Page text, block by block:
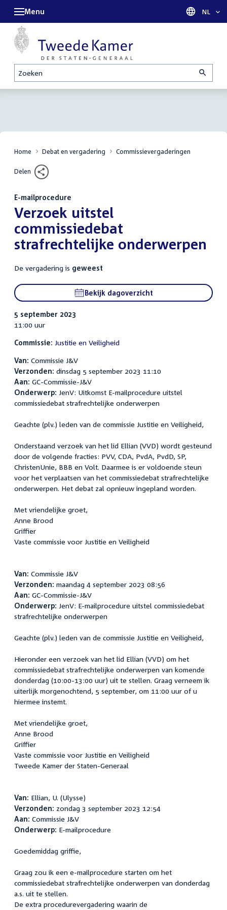
Zoeken
Menu Taal
NL
Home Debat en vergadering Commissievergaderingen
Delen
E-mailprocedure
:Verzoek uitstel
commissiedebat
strafrechtelijke onderwerpen
De vergadering is geweest
Bekijk dagoverzicht
5 september 2023
11:00 uur
Commissie: Justitie en Veiligheid
Van: Commissie J&V
Verzonden: dinsdag 5 september 2023 11:10
Aan: GC-Commissie-J&V
Onderwerp: JenV: Uitkomst E-mailprocedure uitstel
commissiedebat strafrechtelijke onderwerpen
Geachte (plv.) leden van de commissie Justitie en Veiligheid,
Onderstaand verzoek van het lid Ellian (VVD) wordt gesteund
door de volgende fracties: PVV, CDA, PvdA, PvdD, SP,
ChristenUnie, BBB en Volt. Daarmee is er voldoende steun
voor het verplaatsen van het commissiedebat strafrechtelijke
onderwerpen. Het debat zal opnieuw ingepland worden.
Met vriendelijke groet,
Anne Brood
Vaste commissie voor Justitie en Veiligheid
Van: Commissie J&V
Verzonden: maandag 4 september 2023 08:56
Aan: GC-Commissie-J&V
Onderwerp: JenV: E-mailprocedure uitstel commissiedebat
strafrechtelijke onderwerpen
Geachte (plv.) leden van de commissie Justitie en Veiligheid,
Hieronder een verzoek van het lid Ellian (VVD) om het
commissiedebat strafrechtelijke onderwerpen van komende
donderdag (10:00-13:00 uur) uit te stellen. Graag verneem ik
uiterlijk morgenochtend, 5 september, om 11:00 uur of u
hiermee instemt.
Met vriendelijke groet,
Anne Brood
Vaste commissie voor Justitie en Veiligheid
Tweede Kamer der Staten-Generaal
Van: Ellian, U. (Ulysse)
Verzonden: zondag 3 september 2023 12:54
Aan: Commissie J&V
Onderwerp: E-mailprocedure
Goedemiddag griffie,
Graag zou ik een e-mailprocedure starten om het
commissiedebat strafrechtelijke onderwerpen van donderdag
a.s. uit te stellen.
De extra procedurevergadering waarin de